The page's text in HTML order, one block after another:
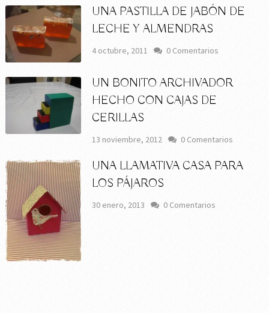
UNA PASTILLA DE JABÓN DE
LECHE Y ALMENDRAS
4 octubre, 2011 0 Comentarios
UN BONITO ARCHIVADOR
HECHO CON CAJAS DE
CERILLAS
13 noviembre, 2012 0 Comentarios
UNA LLAMATIVA CASA PARA
LOS PÁJAROS
30 enero, 2013 0 Comentarios